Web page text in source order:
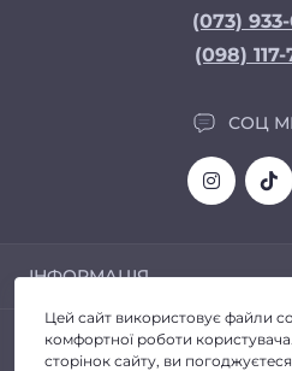
(073)
(098)
СОЦ
ІНФОРМАЦІЯ
Доставка та Оплата
Про магазин
ПОПУЛЯРНЕ
Цей сайт використовує файли
комфортної роботи
сторінок сайту, ви